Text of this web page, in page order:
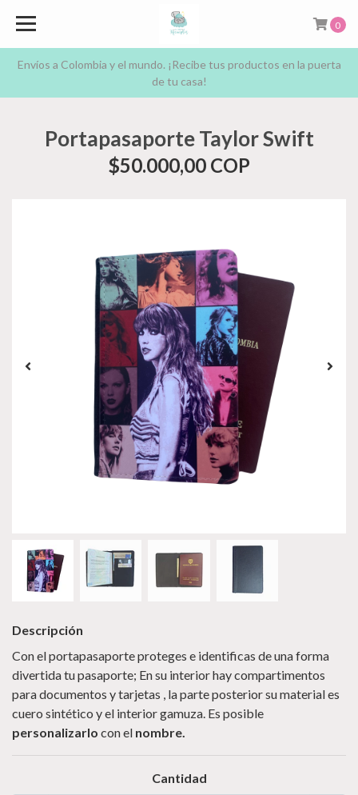
Envíos a Colombia y el mundo. ¡Recibe tus productos en la puerta
de tu casa!
0
Portapasaporte Taylor Swift
$50.000,00 COP
Descripción
Con el portapasaporte proteges e identificas de una forma
divertida tu pasaporte; En su interior hay compartimentos
para documentos y tarjetas , la parte posterior su material es
cuero sintético y el interior gamuza. Es posible
personalizarlo con el nombre.
Cantidad